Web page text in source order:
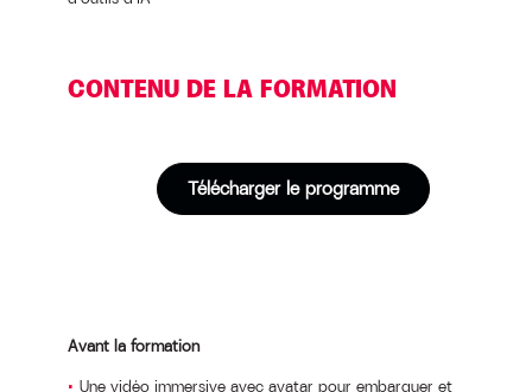
CONTENU DE LA FORMATION
Télécharger le programme
Avant la formation
Une vidéo immersive avec avatar pour embarquer et